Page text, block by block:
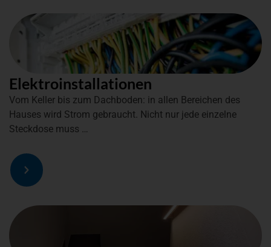
Elektroinstallationen
Vom Keller bis zum Dachboden: in allen Bereichen des
Hauses wird Strom gebraucht. Nicht nur jede einzelne
Steckdose muss …